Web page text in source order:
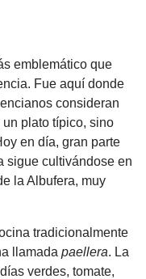
emblemático que
Fue aquí donde
consideran
plato típico, sino
en día, gran parte
sigue cultivándose en
la Albufera, muy
tradicionalmente
llamada paellera. La
verdes, tomate,